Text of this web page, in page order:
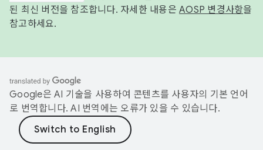
된 최신 버전을 참조합니다. 자세한 내용은 AOSP 변경사항을
참고하세요.
Google은 AI 기술을 사용하여 콘텐츠를 사용자의 기본 언어
로 번역합니다. AI 번역에는 오류가 있을 수 있습니다.